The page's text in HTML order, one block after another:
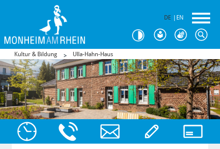
DE EN
Kultur & Bildung Ulla-Hahn-Haus